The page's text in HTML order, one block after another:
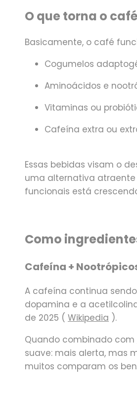
O que torna o
Basicamente, o café
Cogumelos
Aminoácidos e
Vitaminas ou
Cafeína extra ou
Essas bebidas visam o
uma alternativa
funcionais está
Como
Cafeína +
A cafeína continua
dopamina e a
de 2025 ( Wikipedia ).
Quando combinado com
suave: mais alerta, mas
muitos comparam os